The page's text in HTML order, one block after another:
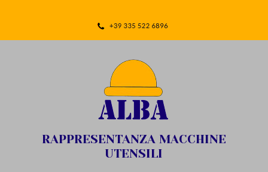
RAPPRESENTANZA MACCHINE
UTENSILI